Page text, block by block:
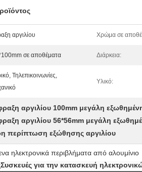
αργιλίου Χρώμα σε
σε αποθέματα Διάρκεια:
Τηλεπικοινωνίες,
Υλικό:
αργιλίου 100mm μεγάλη
αργιλίου 56*56mm μεγάλη
περίπτωση εξώθησης αργιλίου
ηλεκτρονικά περιβλήματα από αλουμίνιο
Συσκευές για την κατασκευή